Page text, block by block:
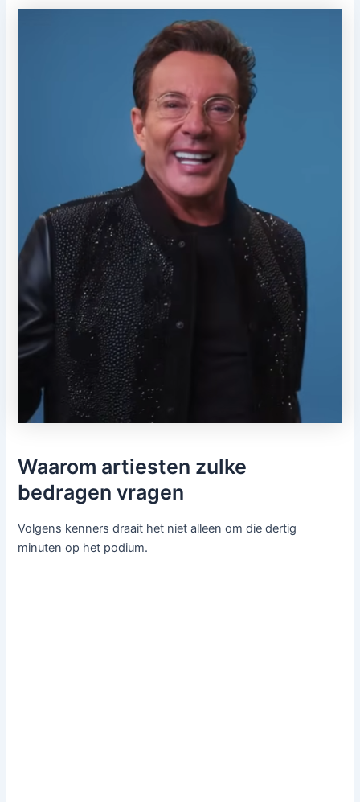
Waarom artiesten zulke
bedragen vragen
Volgens kenners draait het niet alleen om die dertig
minuten op het podium.